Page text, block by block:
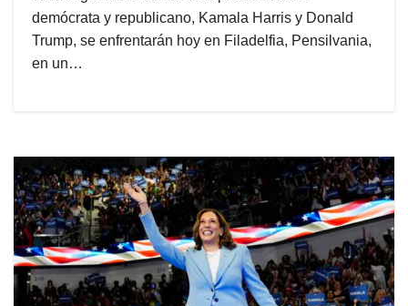
demócrata y republicano, Kamala Harris y Donald
Trump, se enfrentarán hoy en Filadelfia, Pensilvania,
en un…